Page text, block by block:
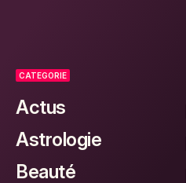
CATEGORIE
Actus
Astrologie
Beauté